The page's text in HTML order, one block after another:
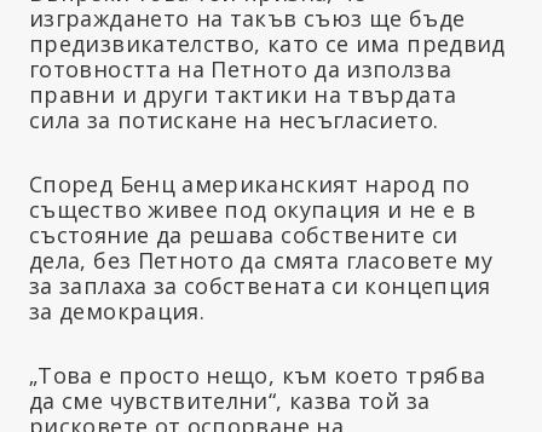
изграждането на такъв съюз ще бъде
предизвикателство, като се има предвид
готовността на Петното да използва
правни и други тактики на твърдата
сила за потискане на несъгласието.
Според Бенц американският народ по
същество живее под окупация и не е в
състояние да решава собствените си
дела, без Петното да смята гласовете му
за заплаха за собствената си концепция
за демокрация.
„Това е просто нещо, към което трябва
да сме чувствителни“, казва той за
рисковете от оспорване на